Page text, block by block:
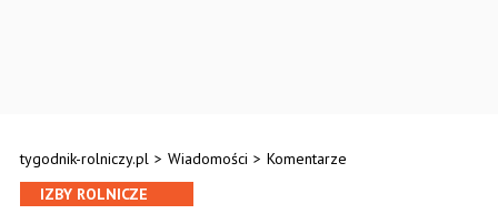
tygodnik-rolniczy.pl > Wiadomości > Komentarze
IZBY ROLNICZE